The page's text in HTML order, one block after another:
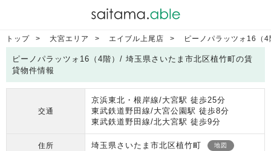
トップ 大宮エリア エイブル上尾店 ピーノパラッツォ16（4
ピーノパラッツォ16（4階）/ 埼玉県さいたま市北区植竹町の賃
貸物件情報
交通
京浜東北・根岸線/大宮駅 徒歩25分
東武鉄道野田線/大宮公園駅 徒歩8分
東武鉄道野田線/北大宮駅 徒歩9分
住所 埼玉県さいたま市北区植竹町 地図